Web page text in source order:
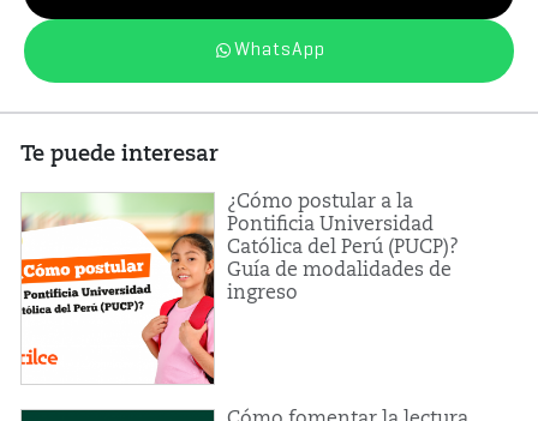
WhatsApp
Te puede interesar
¿Cómo postular a la
Pontificia Universidad
Católica del Perú (PUCP)?
Guía de modalidades de
ingreso